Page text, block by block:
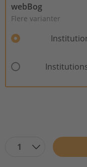
webBog
Flere varianter
1